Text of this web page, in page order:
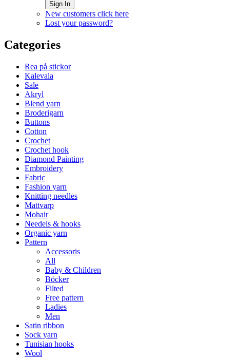
Sign In
New customers click here
Lost your password?
Categories
Rea på stickor
Kalevala
Sale
Akryl
Blend yarn
Broderigarn
Buttons
Cotton
Crochet
Crochet hook
Diamond Painting
Embroidery
Fabric
Fashion yarn
Knitting needles
Mattvarp
Mohair
Needels & hooks
Organic yarn
Pattern
Accessoris
All
Baby & Children
Böcker
Filted
Free pattern
Ladies
Men
Satin ribbon
Sock yarn
Tunisian hooks
Wool